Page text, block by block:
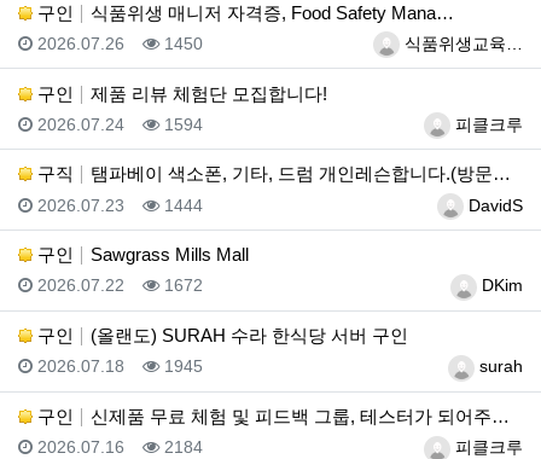
구인 식품위생 매니저 자격증, Food Safety Mana…
등록자식품위생교육…
등록일
2026.07.26 조회
1450
구인 제품 리뷰 체험단 모집합니다!
등록자피클크루
등록일
2026.07.24 조회
1594
구직 탬파베이 색소폰, 기타, 드럼 개인레슨합니다.(방문레슨…
등록자DavidS
등록일
2026.07.23 조회
1444
구인 Sawgrass Mills Mall
등록자DKim
등록일
2026.07.22 조회
1672
구인 (올랜도) SURAH 수라 한식당 서버 구인
등록자surah
등록일
2026.07.18 조회
1945
구인 신제품 무료 체험 및 피드백 그룹, 테스터가 되어주세요…
등록자피클크루
등록일
2026.07.16 조회
2184